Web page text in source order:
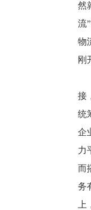
然
流
物
刚
接
统
企
力
而
务